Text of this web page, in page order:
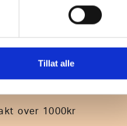
Tillat alle
over 1000kr